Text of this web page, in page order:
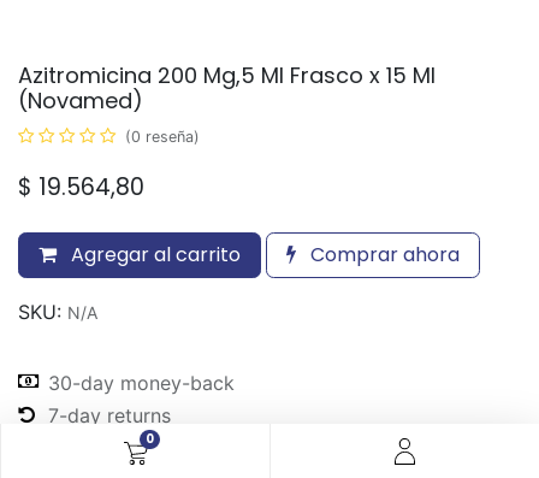
0
Azitromicina 200 Mg,5 Ml Frasco x 15 Ml
(Novamed)
(0 reseña)
$ 19.564,80
Agregar al carrito Comprar ahora
SKU: N/A
30-day money-back
7-day returns
Shipping: 2-3 Days